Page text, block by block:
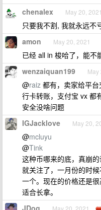
chenalex May 20, 2021
只要我不割, 我就永远不
amon May 20, 2021
已经 all in 梭哈了，能不
wenzaiquan199 May
@raiz 都有，卖家给平
行卡转账，支付宝 vx 都
安全没啥问题
IGJacklove May 20,
@mcluyu
@Tink
这种币哪来的底，真崩
就关注了，一月份的时
一个。现在的价格还是
适合长拿。
JDog May 20, 2021